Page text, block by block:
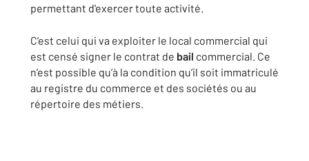
permettant d'exercer toute activité.
C’est celui qui va exploiter le local commercial qui
est censé signer le contrat de bail commercial. Ce
n’est possible qu’à la condition qu’il soit immatriculé
au registre du commerce et des sociétés ou au
répertoire des métiers.